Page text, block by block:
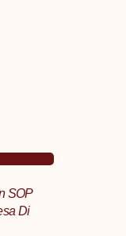
SOP
Di